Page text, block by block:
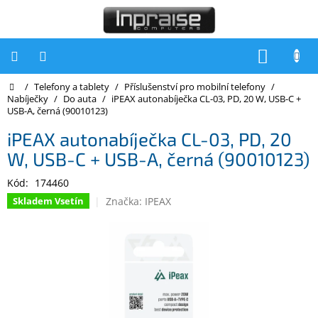
Počítače
Počítače
Notebooky
Tiskárny
Monitory
Domů
/ Telefony a tablety / Příslušenství pro mobilní telefony /
Nabíječky / Do auta / iPEAX autonabíječka CL-03, PD, 20 W, USB-C +
USB-A, černá (90010123)
iPEAX autonabíječka CL-03, PD, 20
W, USB-C + USB-A, černá (90010123)
Kód: 174460
Skladem Vsetín Značka: IPEAX